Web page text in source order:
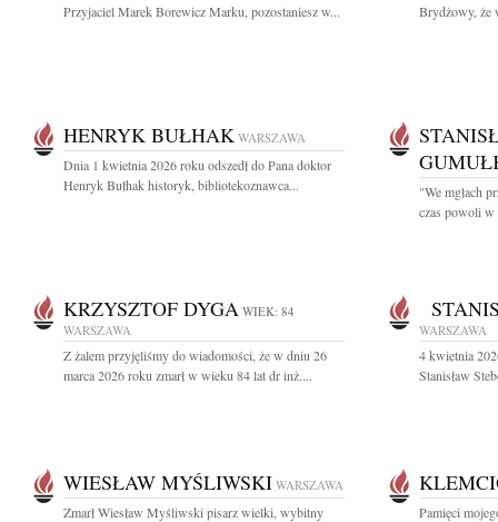
Przyjaciel Marek Borewicz Marku, pozostaniesz w...
Brydżowy, że
HENRYK BUŁHAK WARSZAWA
Dnia 1 kwietnia 2026 roku odszedł do Pana doktor
Henryk Bułhak historyk, bibliotekoznawca...
"We mgłach
czas powoli w
KRZYSZTOF DYGA WIEK: 84
WARSZAWA
Z żalem przyjęliśmy do wiadomości, że w dniu 26
marca 2026 roku zmarł w wieku 84 lat dr inż....
WARSZAWA
4 kwietnia
Stanisław
WIESŁAW MYŚLIWSKI WARSZAWA
Zmarł Wiesław Myśliwski pisarz wielki, wybitny
Pamięci